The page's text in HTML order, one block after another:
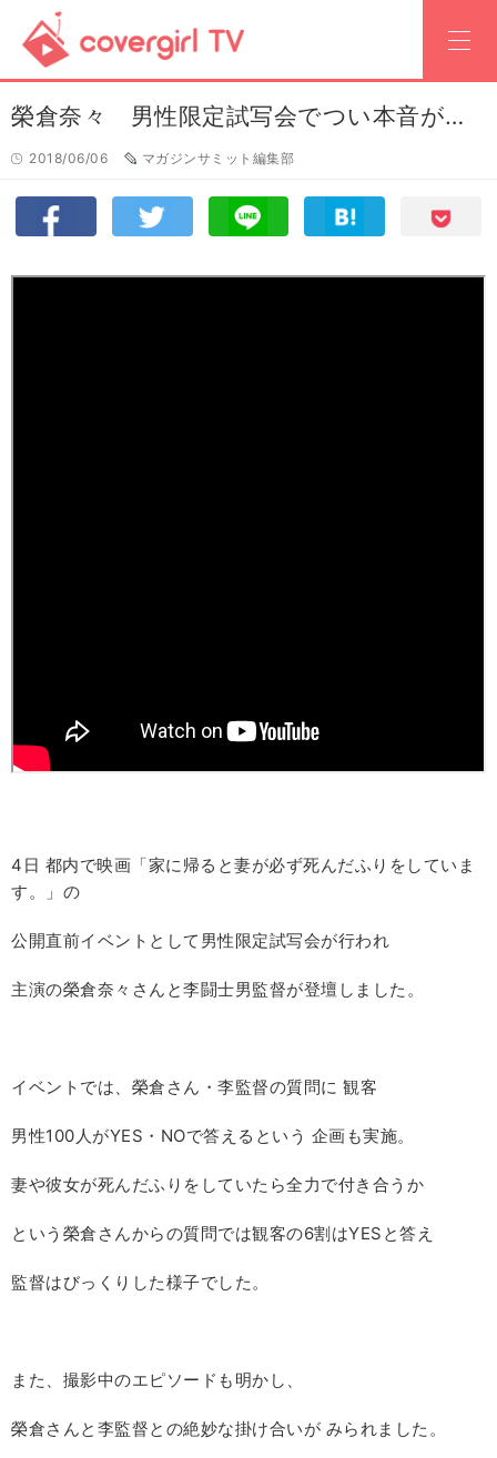
榮倉奈々 男性限定試写会でつい本音が…
2018/06/06 マガジンサミット編集部
4日 都内で映画「家に帰ると妻が必ず死んだふりをしていま
す。」の
公開直前イベントとして男性限定試写会が行われ
主演の榮倉奈々さんと李闘士男監督が登壇しました。
イベントでは、榮倉さん・李監督の質問に 観客
男性100人がYES・NOで答えるという 企画も実施。
妻や彼女が死んだふりをしていたら全力で付き合うか
という榮倉さんからの質問では観客の6割はYESと答え
監督はびっくりした様子でした。
また、撮影中のエピソードも明かし、
榮倉さんと李監督との絶妙な掛け合いが みられました。